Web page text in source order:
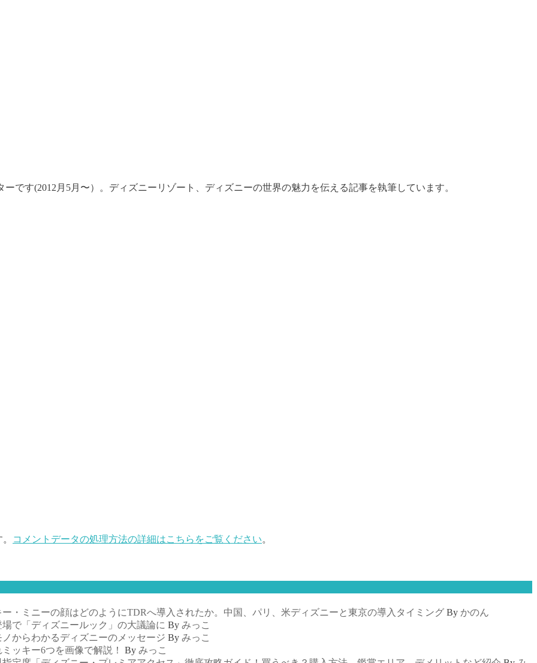
です(2012月5月〜）。ディズニーリゾート、ディズニーの世界の魅力を伝える記事を執筆しています。
コメントデータの処理方法の詳細はこちらをご覧ください。
・ミニーの顔はどのようにTDRへ導入されたか。中国、パリ、米ディズニーと東京の導入タイミング By かのん
で「ディズニールック」の大議論に By みっこ
からわかるディズニーのメッセージ By みっこ
ッキー6つを画像で解説！
By みっこ